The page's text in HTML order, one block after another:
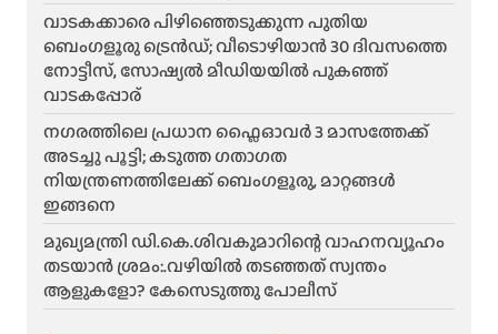
വാടകക്കാരെ പിഴിഞ്ഞെടുക്കുന്ന പുതിയ
ബെംഗളൂരു ട്രെൻഡ്; വീടൊഴിയാൻ 30 ദിവസത്തെ
നോട്ടീസ്, സോഷ്യൽ മീഡിയയിൽ പുകഞ്ഞ്
വാടകപ്പോര്
ന​ഗരത്തിലെ പ്രധാന ഫ്ലൈഓവർ 3 മാസത്തേക്ക്
അടച്ചു പൂട്ടി; കടുത്ത ഗതാഗത
നിയന്ത്രണത്തിലേക്ക് ബെംഗളൂരു, മാറ്റങ്ങൾ
ഇങ്ങനെ
മുഖ്യമന്ത്രി ഡി.കെ.ശിവകുമാറിന്റെ വാഹനവ്യൂഹം
തടയാൻ ശ്രമം:.വഴിയിൽ തടഞ്ഞത് സ്വന്തം
ആളുകളോ? കേസെടുത്തു പോലീസ്